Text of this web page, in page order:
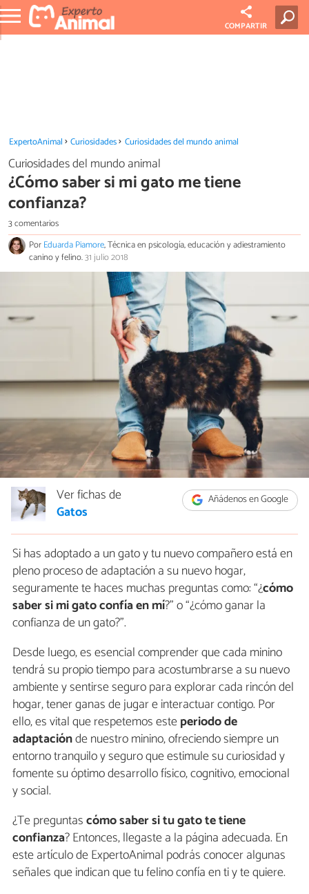
COMPARTIR
ExpertoAnimal Curiosidades Curiosidades del mundo animal
Curiosidades del mundo animal
¿Cómo saber si mi gato me tiene
confianza?
3 comentarios
PorEduarda Piamore, Técnica en psicología, educación y adiestramiento
canino y felino.31 julio 2018
Añádenos en Google
Ver fichas de
Gatos
Si has adoptado a un gato y tu nuevo compañero está en
pleno proceso de adaptación a su nuevo hogar,
seguramente te haces muchas preguntas como: “¿cómo
saber si mi gato confía en mí?” o “¿cómo ganar la
confianza de un gato?”.
Desde luego, es esencial comprender que cada minino
tendrá su propio tiempo para acostumbrarse a su nuevo
ambiente y sentirse seguro para explorar cada rincón del
hogar, tener ganas de jugar e interactuar contigo. Por
ello, es vital que respetemos esteperiodo de
adaptaciónde nuestro minino, ofreciendo siempre un
entorno tranquilo y seguro que estimule su curiosidad y
fomente su óptimo desarrollo físico, cognitivo, emocional
y social.
¿Te preguntascómo saber si tu gato te tiene
confianza? Entonces, llegaste a la página adecuada. En
este artículo de ExpertoAnimal podrás conocer algunas
señales que indican que tu felino confía en ti y te quiere.